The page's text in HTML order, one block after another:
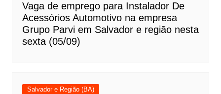
Vaga de emprego para Instalador De
Acessórios Automotivo na empresa
Grupo Parvi em Salvador e região nesta
sexta (05/09)
Salvador e Região (BA)